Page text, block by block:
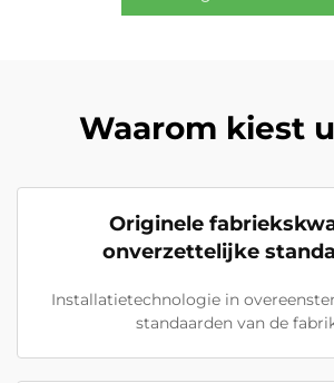
Waarom kiest
Originele
onverzettelijke
Installatietechnologie in
standaarden van de